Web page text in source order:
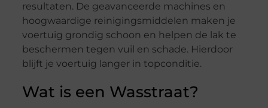
resultaten. De geavanceerde machines en
hoogwaardige reinigingsmiddelen maken je
voertuig grondig schoon en helpen de lak te
beschermen tegen vuil en schade. Hierdoor
blijft je voertuig langer in topconditie.
Wat is een Wasstraat?